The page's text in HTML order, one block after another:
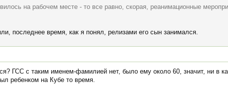
на рабочем месте - то все равно, скорая, реанимационные
последнее время, как я понял, релизами его сын занимался.
ГСС с таким именем-фамилией нет, было ему около 60, значит, ни в
ребенком на Кубе то время.